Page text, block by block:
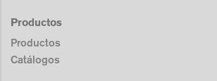
Productos
Productos
Catálogos